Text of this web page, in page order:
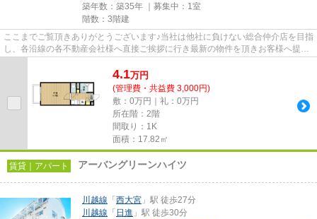
築年数：築35年 ｜募集中： 1室
階数：3階建
ここまでご覧頂きありがとうございます♪当社は他社に負けない総合仲介店を目指
し、各沿線の各不動産会社様へ直接ご挨拶に行き最新の物件を頂きお客様へ提供
4.1万円
(管理費・共益費 3,000円)
敷：0万円｜礼：0万円
所在階：2階
間取り：1K
面積：17.82㎡
賃貸｜アパート アーバングリーンハイツ
川越線 「 西大宮 」駅 徒歩27分
川越線 「 日進 」駅 徒歩30分